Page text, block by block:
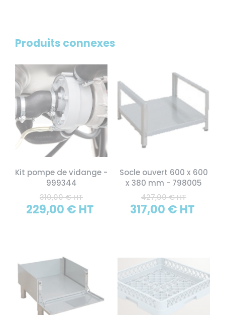
Produits connexes
Kit pompe de vidange -
999344
310,00 € HT
229,00 € HT
Socle ouvert 600 x 600
x 380 mm - 798005
427,00 € HT
317,00 € HT